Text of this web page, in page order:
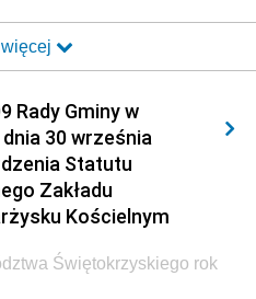
Transportu i Budownictwa
Spraw Wewnętrznych i
Transportu
Budownictwa
Nauki i Szkolnictwa
Rady Gminy w
30 września
Statutu
Zakładu
Kościelnym
Świętokrzyskiego rok